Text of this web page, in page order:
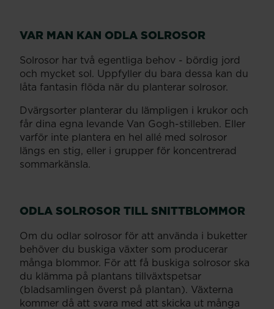
VAR MAN KAN ODLA SOLROSOR
Solrosor har två egentliga behov - bördig jord
och mycket sol. Uppfyller du bara dessa kan du
låta fantasin flöda när du planterar solrosor.
Dvärgsorter planterar du lämpligen i krukor och
får dina egna levande Van Gogh-stilleben. Eller
varför inte plantera en hel allé med solrosor
längs en stig, eller i grupper för koncentrerad
sommarkänsla.
ODLA SOLROSOR TILL SNITTBLOMMOR
Om du odlar solrosor för att använda i buketter
behöver du buskiga växter som producerar
många blommor. För att få buskiga solrosor ska
du klämma på plantans tillväxtspetsar
(bladsamlingen överst på plantan). Växterna
kommer då att svara med att skicka ut många